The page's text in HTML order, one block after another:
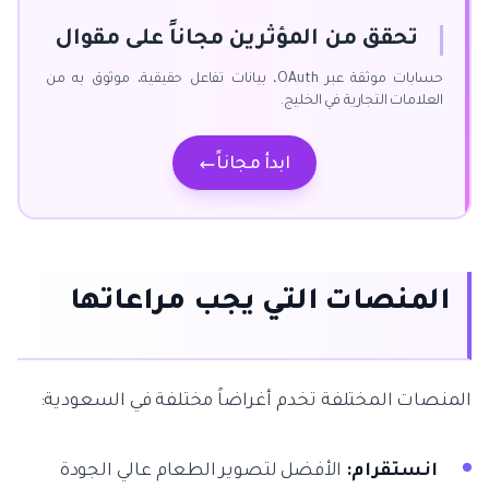
تحقق من المؤثرين مجاناً على مقوال
حسابات موثقة عبر OAuth، بيانات تفاعل حقيقية، موثوق به من
العلامات التجارية في الخليج.
ابدأ مجاناً
المنصات التي يجب مراعاتها
المنصات المختلفة تخدم أغراضاً مختلفة في السعودية:
انستقرام: الأفضل لتصوير الطعام عالي الجودة